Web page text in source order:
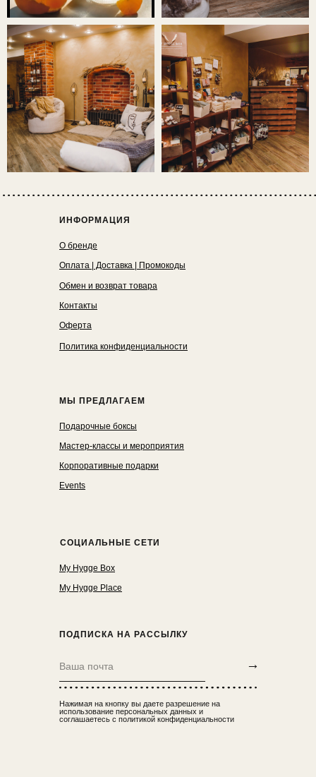
ИНФОРМАЦИЯ
МЫ ПРЕДЛАГАЕМ
СОЦИАЛЬНЫЕ СЕТИ
→
Нажимая на кнопку вы даете разрешение на
использование персональных данных и
соглашаетесь с политикой конфиденциальности
ПОДПИСКА НА РАССЫЛКУ
О бренде
Оплата | Доставка | Промокоды
Обмен и возврат товара
Контакты
Оферта
Политика конфиденциальности
Подарочные боксы
Мастер-классы и мероприятия
Корпоративные подарки
Events
My Hygge Box
My Hygge Place